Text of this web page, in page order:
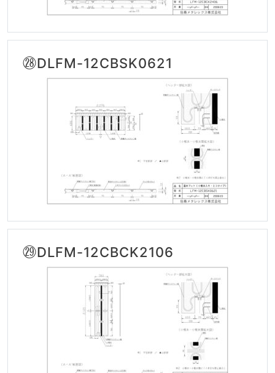
㉘DLFM-12CBSK0621
㉙DLFM-12CBCK2106